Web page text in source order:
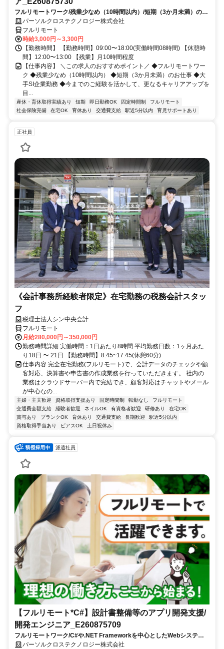
フルリモートワーク/残業少なめ（10時間以内）/短期（3か月未満）のお
仕事/大手SI企業勤務/今までのご経験を活かして、更なるキャリアアップ
を目指せます
パーソルクロステクノロジー株式会社
フルリモート
時給3,000円～3,300円
【勤務時間】 【勤務時間】09:00〜18:00(実働時間08時間) 【休憩時
間】12:00〜13:00 【残業】月10時間程度
【仕事内容】 ＼この求人のおすすめポイント／ ◆フルリモートワー
ク ◆残業少なめ（10時間以内） ◆短期（3か月未満）のお仕事 ◆大
手SI企業勤務 ◆今までのご経験を活かして、更なるキャリアアップを
目...
産休・育休取得実績あり 短期 即日勤務OK 固定時間制
フルリモート
社会保険完備
在宅OK 育休あり 交通費支給 駅近5分以内 育児サポートあり
正社員
《会計事務所経験者限定》在宅勤務の税務会計スタッ
フ
税理士法人シン中央会計
フルリモート
月給280,000円～350,000円
勤務時間詳細 実働時間：1日あたり8時間 平均勤務日数：1ヶ月あた
り18日 〜 21日 【勤務時間】8:45~17:45(休憩60分)
仕事内容 完全在宅勤務(フルリモート)で、会計データのチェックや顧
客対応、決算書や申告書の作成業務を行っていただきます。 社内の
業務はクラウドサーバー内で完結でき、顧客対応はチャットやメール
が中心なの...
主婦・主夫歓迎 資格取得支援あり 固定時間制 転勤なし
フルリモート
交通費全額支給
経験者歓迎 ネイルOK 有資格者歓迎 研修あり
在宅OK
賞与あり
ブランクOK 育休あり 交通費支給 長期歓迎
駅近5分以内
資格取得手当あり
ピアスOK 土日祝休み
派遣社員
【フルリモート*C#】設計書整備等のアプリ開発支援/
開発エンジニア_E260875709
フルリモートワーク/C#や.NET Frameworkを中心としたWebシステム
の設計に携われる/既存システムの解析〜設計書作成まで担当でき、設計
パーソルクロステクノロジー株式会社